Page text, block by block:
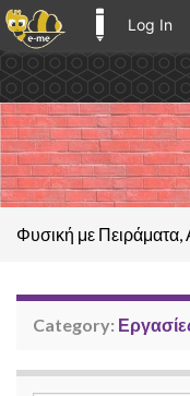
Log In
Φυσική με
Category: